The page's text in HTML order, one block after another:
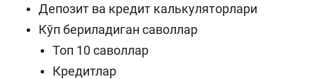
Депозит ва кредит калькуляторлари
Кўп бериладиган саволлар
Топ 10 саволлар
Кредитлар